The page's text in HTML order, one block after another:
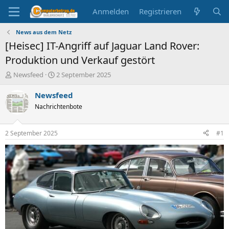
Anmelden Registrieren
News aus dem Netz
[Heisec] IT-Angriff auf Jaguar Land Rover:
Produktion und Verkauf gestört
E
s
t
e
l
e
r
Newsfeed
E
s
t
e
l
t
a
m
2 September 2025
Newsfeed
Nachrichtenbote
2 September 2025 #1